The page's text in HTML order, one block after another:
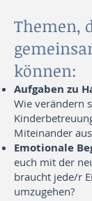
Themen,
können:
Aufgaben zu
Wie verändern
Miteinander
Emotionale
euch mit der
braucht jede/r
umzugehen?